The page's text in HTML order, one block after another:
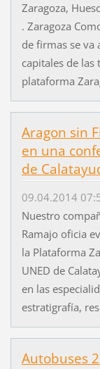
Zaragoza,
. Zaragoza
de firmas se va
capitales de las
plataforma
Aragon sin
en una
de
09.04.2014
Nuestro
Ramajo oficia
la Plataforma
UNED de
en las
estratigrafía,
Autobuses